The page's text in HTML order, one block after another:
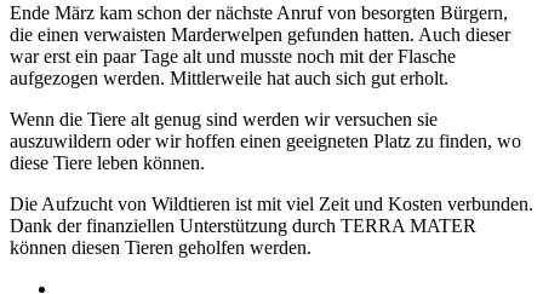
Ende März kam schon der nächste Anruf von besorgten Bürgern,
die einen verwaisten Marderwelpen gefunden hatten. Auch dieser
war erst ein paar Tage alt und musste noch mit der Flasche
aufgezogen werden. Mittlerweile hat auch sich gut erholt.
Wenn die Tiere alt genug sind werden wir versuchen sie
auszuwildern oder wir hoffen einen geeigneten Platz zu finden, wo
diese Tiere leben können.
Die Aufzucht von Wildtieren ist mit viel Zeit und Kosten verbunden.
Dank der finanziellen Unterstützung durch TERRA MATER
können diesen Tieren geholfen werden.